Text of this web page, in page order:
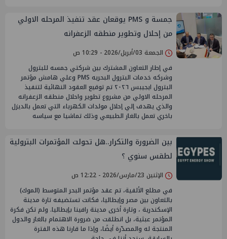
جمسة و PMS يوقعان عقد تنفيذ المرحله الاولي
من إحلال وتطوير منطقه الزعفرانه
الجمعة 03/أبريل/2026 - 10:29 ص
في إطار التعاون المشترك بين شركتي جمسه للبترول
وشركه خدمات البترول البحريه PMS وعلي هامش مؤتمر
البترول ايجيبس ٢٠٢٦ تم توقيع العقود النهائية لتنفيذ
المرحله الاولي من مشروع تطوير واحلال منطقه الزعفرانه
والذي يهدف إلي إحلال مولدات الكهرباء التي تعمل بالديزل
باخري تعمل بالغاز الطبيعي وذلك تماشيا مع سياسه
بين الضرورة والتكرار..هل تحولت المؤتمرات البترولية
لطقس سنوي ؟
الإثنين 23/مارس/2026 - 12:22 ص
في مطلع الألفية، تم عقد مؤتمر البحر المتوسط (الموك)
بالتعاون بين مصر وإيطاليا، فكانت تستضيفه تارة مدينة
الإسكندرية ، وتارة أخرى مدينة رافينا بإيطاليا. ولم تكن فكرة
المؤتمر عبثية، بل انطلقت من ضرورة الاهتمام بالغاز والدول
المنتجة له والمصدّرة أيضًا، وإذا ما قارنا هذه الفترة